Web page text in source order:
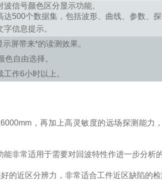
信号颜色区分显示功能。
达500个数据集，包括波形、曲线、参数、探
信息提示。
屏带来*的读测效果。
色自由选择。
作6小时以上。
，再加上高灵敏度的远场探测能力
常适用于需要对回波特性作进一步分析的
近区分辨力，非常适合工件近区缺陷的检